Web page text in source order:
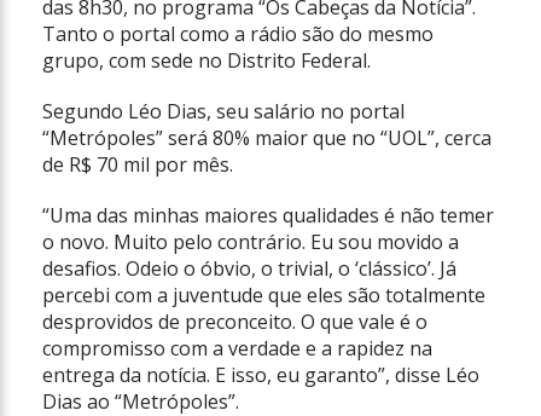
das 8h30, no programa “Os Cabeças da Notícia”.
Tanto o portal como a rádio são do mesmo
grupo, com sede no Distrito Federal.
Segundo Léo Dias, seu salário no portal
“Metrópoles” será 80% maior que no “UOL”, cerca
de R$ 70 mil por mês.
“Uma das minhas maiores qualidades é não temer
o novo. Muito pelo contrário. Eu sou movido a
desafios. Odeio o óbvio, o trivial, o ‘clássico’. Já
percebi com a juventude que eles são totalmente
desprovidos de preconceito. O que vale é o
compromisso com a verdade e a rapidez na
entrega da notícia. E isso, eu garanto”, disse Léo
Dias ao “Metrópoles”.